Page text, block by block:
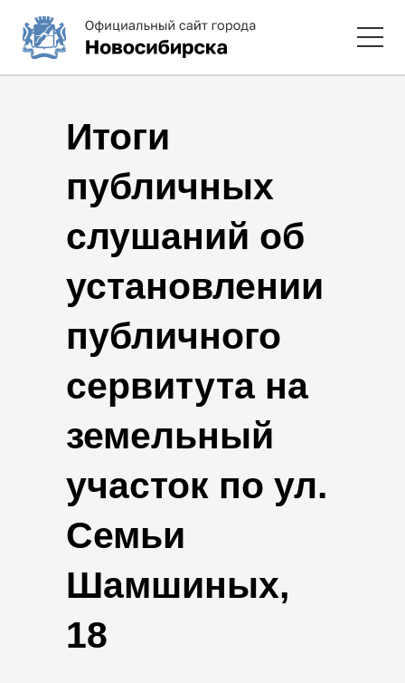
Итоги
публичных
слушаний об
установлении
публичного
сервитута на
земельный
участок по ул.
Семьи
Шамшиных,
18